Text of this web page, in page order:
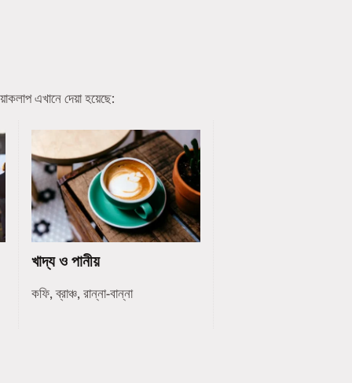
এখানে দেয়া হয়েছে:
খাদ্য ও পানীয়
কফি, ব্রাঞ্চ, রান্না-বান্না